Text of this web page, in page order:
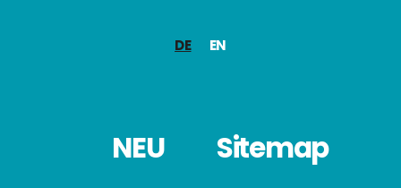
DE EN
NEU Sitemap